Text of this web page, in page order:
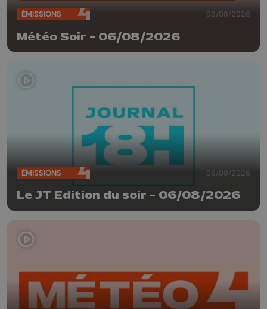
ÉMISSIONS 06/08/2026
Météo Soir - 06/08/2026
ÉMISSIONS 06/08/2026
Le JT Edition du soir - 06/08/2026